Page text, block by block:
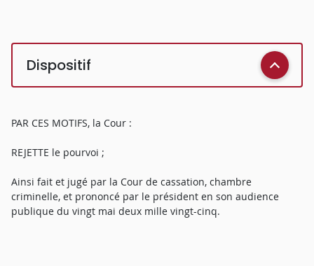
Dispositif
PAR CES MOTIFS, la Cour :
REJETTE le pourvoi ;
Ainsi fait et jugé par la Cour de cassation, chambre
criminelle, et prononcé par le président en son audience
publique du vingt mai deux mille vingt-cinq.